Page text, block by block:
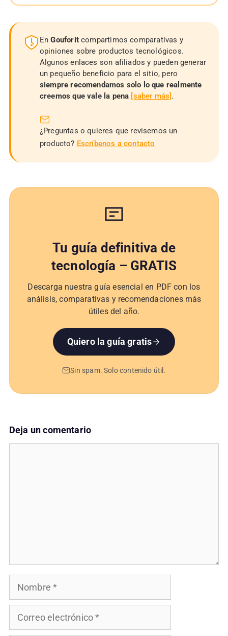
EnGouforitcompartimos comparativas y
opiniones sobre productos tecnológicos.
Algunos enlaces son afiliados y pueden generar
un pequeño beneficio para el sitio, pero
siempre recomendamos solo lo que realmente
creemos que vale la pena [saber más].
¿Preguntas o quieres que revisemos un
producto? Escríbenos a contacto
Tu guía definitiva de
tecnología – GRATIS
Descarga nuestra guía esencial en PDF con los
análisis, comparativas y recomendaciones más
útiles del año.
Quiero la guía gratis
Sin spam. Solo contenido útil.
Deja un comentario
Nombre
Correo
electrónico